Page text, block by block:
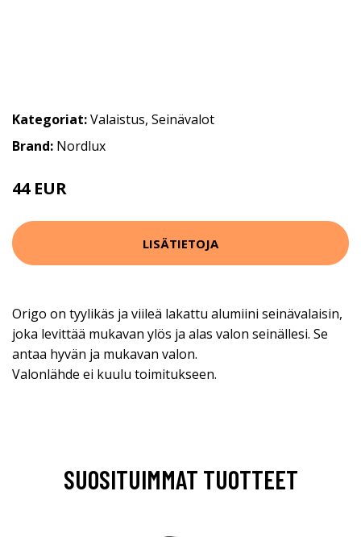
Kategoriat:Valaistus, Seinävalot
Brand: Nordlux
44 EUR
LISÄTIETOJA
Origo on tyylikäs ja viileä lakattu alumiini seinävalaisin,
joka levittää mukavan ylös ja alas valon seinällesi. Se
antaa hyvän ja mukavan valon.
Valonlähde ei kuulu toimitukseen.
SUOSITUIMMAT TUOTTEET